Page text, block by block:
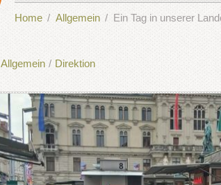
Home Allgemein Ein Tag in unserer
Allgemein / Direktion